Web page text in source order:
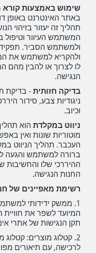
שימוש באמצעות
באתר האינטרנט באופן
תהליך זה יעזור בזיהוי
המשתמש העיוור
ולמשתמש הסביר.
ולהקריא למשתמש את
לו לצרוך או להבין מהם
הנגישה.
בדיקה חזותית- בדיקת
ניגודיות צבע, סידור
וכיוב.
ניווט במקלדת הוא
מוטוריות שונות ואין
העכבר. תהליך הניווט
ברורה למשתמש והגעה
ההיררכי שלו והחשיבות
החנות הנגישה.
רשימת מאפיינים של
1. ממשק ידידותי
המיועד לשפר את
תקן הנגישות של אתרי
2. קטלוג מוצרים: קטלוג
לרכישה, עם תיאורים